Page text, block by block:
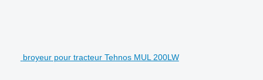
broyeur pour tracteur Tehnos MUL 200LW